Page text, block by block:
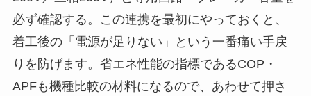
必ず確認する。この連携を最初にやっておくと、
着工後の「電源が足りない」という一番痛い手戻
りを防げます。省エネ性能の指標であるCOP・
APFも機種比較の材料になるので、あわせて押さ